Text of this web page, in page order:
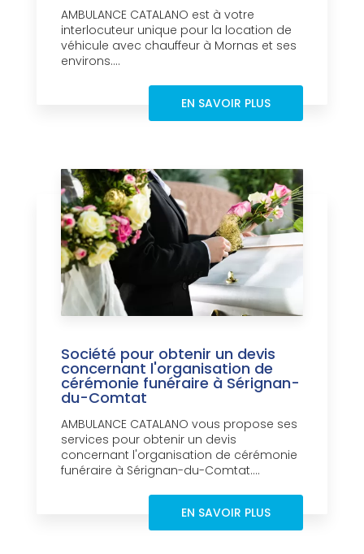
AMBULANCE CATALANO est à votre
interlocuteur unique pour la location de
véhicule avec chauffeur à Mornas et ses
environs....
EN SAVOIR PLUS
Société pour obtenir un devis
concernant l'organisation de
cérémonie funéraire à Sérignan-
du-Comtat
AMBULANCE CATALANO vous propose ses
services pour obtenir un devis
concernant l'organisation de cérémonie
funéraire à Sérignan-du-Comtat....
EN SAVOIR PLUS